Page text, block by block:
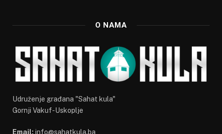
O NAMA
Udruženje građana "Sahat kula"
Gornji Vakuf-Uskoplje
Email: info@sahatkula.ba